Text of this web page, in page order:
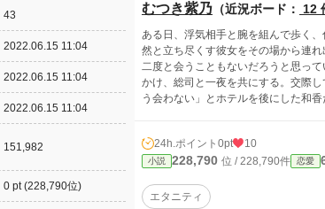
むつき紫乃 （近況ボード： 12
ある日、浮気相手と腕を組んで歩く
然と立ち尽くす彼女をその場から連
二度と会うこともないだろうと思っ
かけ、総司と一夜を共にする。交際
う会わない」とホテルを後にした和
24h.ポイント 0pt 10
小説 228,790 位 / 228,790件 恋愛
エタニティ
43
2022.06.15 11:04
2022.06.15 11:04
2022.06.15 11:04
151,982
0 pt (228,790位)